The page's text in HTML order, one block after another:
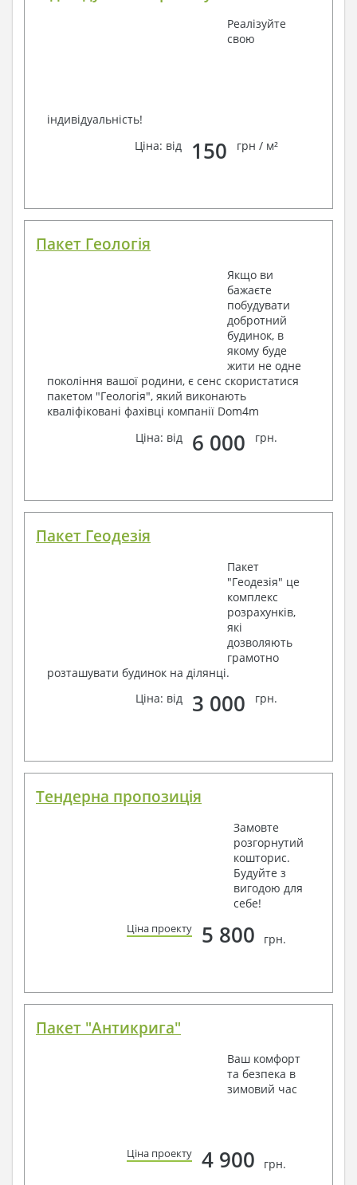
Реалізуйте
свою
індивідуальність!
Ціна: від
150 грн / м²
Пакет Геологія
Якщо ви
бажаєте
побудувати
добротний
будинок, в
якому буде
жити не одне
покоління вашої родини, є сенс скористатися
пакетом "Геологія", який виконають
кваліфіковані фахівці компанії Dom4m
Ціна: від
6 000 грн.
Пакет Геодезія
Пакет
"Геодезія" це
комплекс
розрахунків,
які
дозволяють
грамотно
розташувати будинок на ділянці.
Ціна: від
3 000 грн.
Тендерна пропозиція
Замовте
розгорнутий
кошторис.
Будуйте з
вигодою для
себе!
Ціна проекту 5 800 грн.
Пакет "Антикрига"
Ваш комфорт
та безпека в
зимовий час
Ціна проекту 4 900 грн.